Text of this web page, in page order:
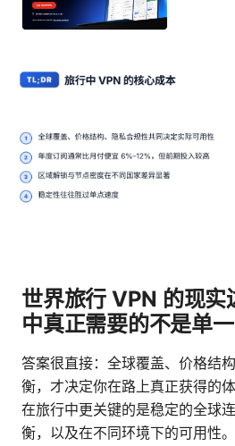
世界旅行 VPN 的现实
中真正需要的不是单
答案很直接：全球覆盖、价格结
衡，才决定你在路上真正获得的
在旅行中更关键的是稳定的全球
衡，以及在不同环境下的可用性